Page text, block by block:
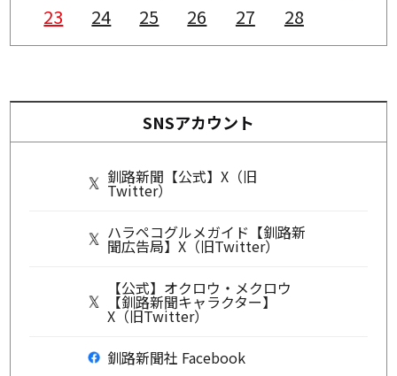
23
24 25 26 27 28
SNSアカウント
釧路新聞【公式】X（旧
Twitter）
ハラペコグルメガイド【釧路新
聞広告局】X（旧Twitter）
【公式】オクロウ・メクロウ
【釧路新聞キャラクター】
X（旧Twitter）
釧路新聞社 Facebook